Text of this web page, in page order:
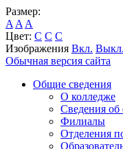
Размер:
A A A
Цвет: C C C
Изображения Вкл. Выкл.
Обычная версия сайта
Общие сведения
О колледже
Сведения об
Филиалы
Отделения